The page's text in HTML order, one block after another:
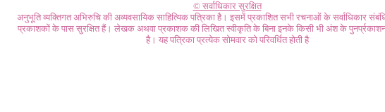
© सर्वाधिकार सुरक्षित
अनुभूति व्यक्तिगत अभिरुचि की अव्यवसायिक साहित्यिक पत्रिका है। इसमें प्रकाशित सभी रचनाओं के सर्वाधिकार
प्रकाशकों के पास सुरक्षित हैं। लेखक अथवा प्रकाशक की लिखित स्वीकृति के बिना इनके किसी भी अंश के
है। यह पत्रिका प्रत्येक सोमवार को परिवर्धित होती है